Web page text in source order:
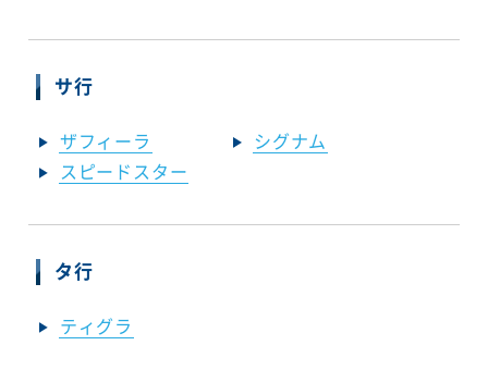
サ行
ザフィーラ
シグナム
スピードスター
タ行
ティグラ